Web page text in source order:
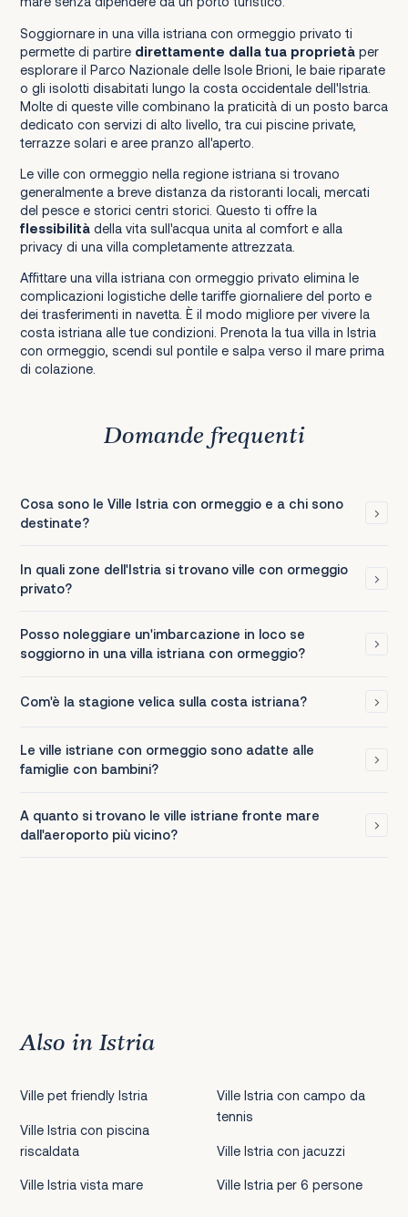
Soggiornare in una villa istriana con ormeggio privato ti
permette di partire direttamente dalla tua proprietàper
esplorare il Parco Nazionale delle Isole Brioni, le baie riparate
o gli isolotti disabitati lungo la costa occidentale dell'Istria.
Molte di queste ville combinano la praticità di un posto barca
dedicato con servizi di alto livello, tra cui piscine private,
terrazze solari e aree pranzo all'aperto.
Le ville con ormeggio nella regione istriana si trovano
generalmente a breve distanza da ristoranti locali, mercati
del pesce e storici centri storici. Questo ti offre la
flessibilitàdella vita sull'acqua unita al comfort e alla
privacy di una villa completamente attrezzata.
Affittare una villa istriana con ormeggio privato elimina le
complicazioni logistiche delle tariffe giornaliere del porto e
dei trasferimenti in navetta. È il modo migliore per vivere la
costa istriana alle tue condizioni. Prenota la tua villa in Istria
con ormeggio, scendi sul pontile e salpа verso il mare prima
di colazione.
Domande frequenti
Cosa sono le Ville Istria con ormeggio e a chi sono
destinate?
In quali zone dell'Istria si trovano ville con ormeggio
privato?
Posso noleggiare un'imbarcazione in loco se
soggiorno in una villa istriana con ormeggio?
Com'è la stagione velica sulla costa istriana?
Le ville istriane con ormeggio sono adatte alle
famiglie con bambini?
A quanto si trovano le ville istriane fronte mare
dall'aeroporto più vicino?
Also in Istria
Ville pet friendly Istria
Ville Istria con piscina
riscaldata
Ville Istria vista mare
Ville Istria con campo da
tennis
Ville Istria con jacuzzi
Ville Istria per 6 persone